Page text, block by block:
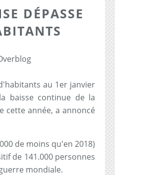
DÉPASSE
au 1er janvier
baisse continue de la
cette année, a annoncé
de moins qu'en 2018)
de 141.000 personnes
mondiale.